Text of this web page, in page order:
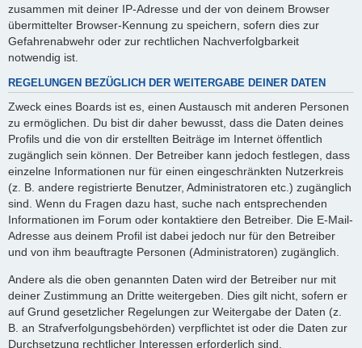
zusammen mit deiner IP-Adresse und der von deinem Browser
übermittelter Browser-Kennung zu speichern, sofern dies zur
Gefahrenabwehr oder zur rechtlichen Nachverfolgbarkeit
notwendig ist.
REGELUNGEN BEZÜGLICH DER WEITERGABE DEINER DATEN
Zweck eines Boards ist es, einen Austausch mit anderen Personen
zu ermöglichen. Du bist dir daher bewusst, dass die Daten deines
Profils und die von dir erstellten Beiträge im Internet öffentlich
zugänglich sein können. Der Betreiber kann jedoch festlegen, dass
einzelne Informationen nur für einen eingeschränkten Nutzerkreis
(z. B. andere registrierte Benutzer, Administratoren etc.) zugänglich
sind. Wenn du Fragen dazu hast, suche nach entsprechenden
Informationen im Forum oder kontaktiere den Betreiber. Die E-Mail-
Adresse aus deinem Profil ist dabei jedoch nur für den Betreiber
und von ihm beauftragte Personen (Administratoren) zugänglich.
Andere als die oben genannten Daten wird der Betreiber nur mit
deiner Zustimmung an Dritte weitergeben. Dies gilt nicht, sofern er
auf Grund gesetzlicher Regelungen zur Weitergabe der Daten (z.
B. an Strafverfolgungsbehörden) verpflichtet ist oder die Daten zur
Durchsetzung rechtlicher Interessen erforderlich sind.